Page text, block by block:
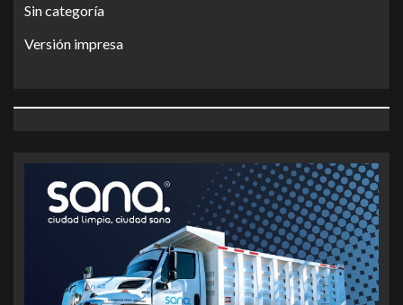
Sin categoría
Versión impresa